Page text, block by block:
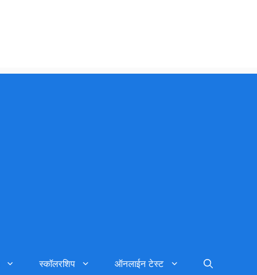
स्कॉलरशिप ऑनलाईन टेस्ट